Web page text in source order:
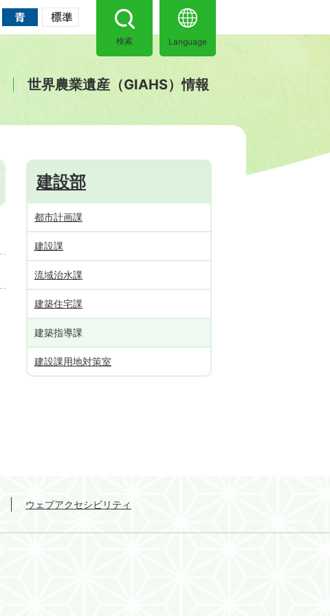
検索 Language
世界農業遺産（GIAHS）情報
建設部
都市計画課
建設課
流域治水課
建築住宅課
建築指導課
建設課用地対策室
ウェブアクセシビリティ